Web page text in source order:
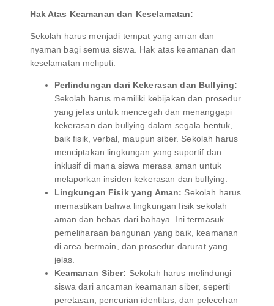
Hak Atas Keamanan dan Keselamatan:
Sekolah harus menjadi tempat yang aman dan
nyaman bagi semua siswa. Hak atas keamanan dan
keselamatan meliputi:
Perlindungan dari Kekerasan dan Bullying:
Sekolah harus memiliki kebijakan dan prosedur
yang jelas untuk mencegah dan menanggapi
kekerasan dan bullying dalam segala bentuk,
baik fisik, verbal, maupun siber. Sekolah harus
menciptakan lingkungan yang suportif dan
inklusif di mana siswa merasa aman untuk
melaporkan insiden kekerasan dan bullying.
Lingkungan Fisik yang Aman: Sekolah harus
memastikan bahwa lingkungan fisik sekolah
aman dan bebas dari bahaya. Ini termasuk
pemeliharaan bangunan yang baik, keamanan
di area bermain, dan prosedur darurat yang
jelas.
Keamanan Siber: Sekolah harus melindungi
siswa dari ancaman keamanan siber, seperti
peretasan, pencurian identitas, dan pelecehan